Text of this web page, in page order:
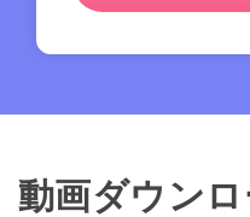
動画ダウン